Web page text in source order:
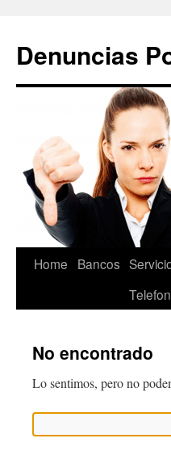
contenido
Denuncias
Home Bancos
No encontrado
Lo sentimos, pero no